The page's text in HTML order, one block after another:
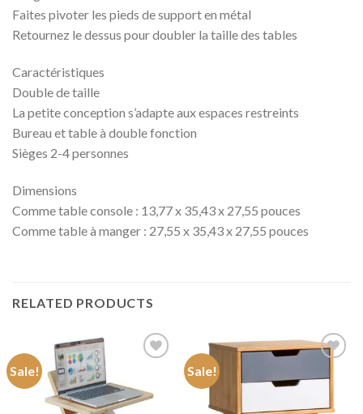
Faites pivoter les pieds de support en métal
Retournez le dessus pour doubler la taille des tables
Caractéristiques
Double de taille
La petite conception s’adapte aux espaces restreints
Bureau et table à double fonction
Sièges 2-4 personnes
Dimensions
Comme table console : 13,77 x 35,43 x 27,55 pouces
Comme table à manger : 27,55 x 35,43 x 27,55 pouces
RELATED PRODUCTS
Sale! Sale!